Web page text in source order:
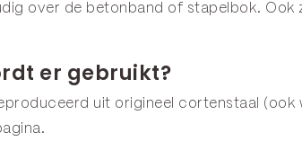
over de betonband of stapelbok.
er gebruikt?
uit origineel cortenstaal